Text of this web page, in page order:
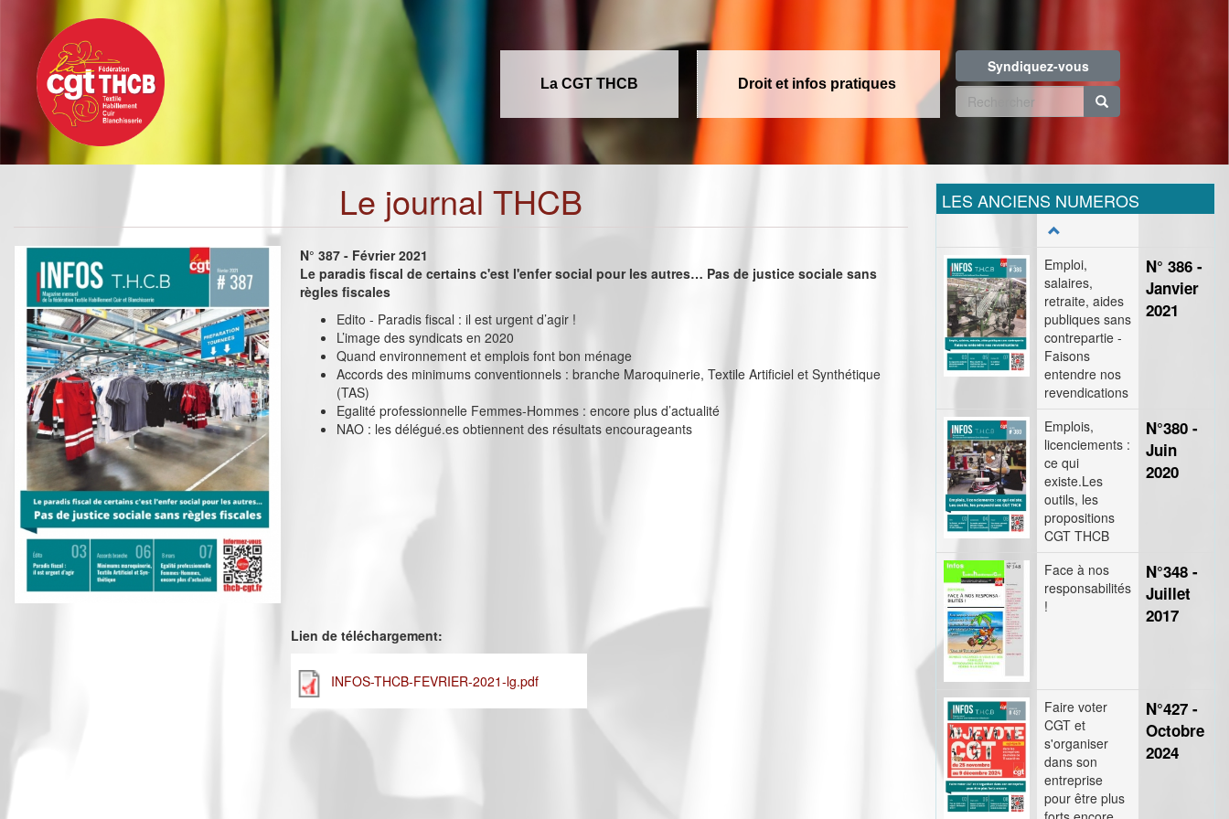
contenu
principal
La CGT THCB Droit et infos pratiques
Syndiquez-vous
Formulaire
recherche
Le journal THCB
N° 387 - Février 2021
Le paradis fiscal de certains c'est l'enfer social pour les autres… Pas de justice sociale sans
règles fiscales
Edito - Paradis fiscal : il est urgent d’agir !
L’image des syndicats en 2020
Quand environnement et emplois font bon ménage
Accords des minimums conventionnels : branche Maroquinerie, Textile Artificiel et Synthétique
(TAS)
Egalité professionnelle Femmes-Hommes : encore plus d’actualité
NAO : les délégué.es obtiennent des résultats encourageants
Lien de téléchargement:
INFOS-THCB-FEVRIER-2021-lg.pdf
LES ANCIENS NUMEROS
Emploi,
salaires,
retraite, aides
publiques sans
contrepartie -
Faisons
entendre nos
revendications
N° 386 -
Janvier
2021
Emplois,
licenciements :
ce qui
existe.Les
outils, les
propositions
CGT THCB
N°380 -
Juin
2020
Face à nos
responsabilités
!
N°348 -
Juillet
2017
Faire voter
CGT et
s'organiser
dans son
entreprise
pour être plus
N°427 -
Octobre
2024